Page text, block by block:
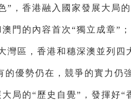
”，香港融入國家發展大局
門的內容首次“獨立成章”
灣區，香港和穗深澳並列四
的優勢仍在，競爭的實力仍
局的“歷史自覺”，發揮好“